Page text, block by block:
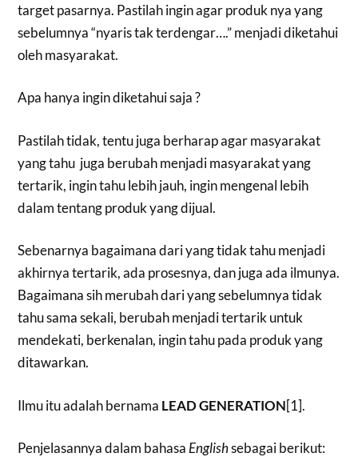
target pasarnya. Pastilah ingin agar produk nya yang
sebelumnya “nyaris tak terdengar….” menjadi diketahui
oleh masyarakat.
Apa hanya ingin diketahui saja ?
Pastilah tidak, tentu juga berharap agar masyarakat
yang tahu juga berubah menjadi masyarakat yang
tertarik, ingin tahu lebih jauh, ingin mengenal lebih
dalam tentang produk yang dijual.
Sebenarnya bagaimana dari yang tidak tahu menjadi
akhirnya tertarik, ada prosesnya, dan juga ada ilmunya.
Bagaimana sih merubah dari yang sebelumnya tidak
tahu sama sekali, berubah menjadi tertarik untuk
mendekati, berkenalan, ingin tahu pada produk yang
ditawarkan.
Ilmu itu adalah bernama LEAD GENERATION[1].
Penjelasannya dalam bahasa Englishsebagai berikut: